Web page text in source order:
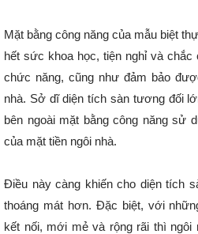
Mặt bằng công năng của mẫu biệt
hết sức khoa học, tiện nghỉ và chắc
chức năng, cũng như đảm bảo
nhà. Sở dĩ diện tích sàn tương đối
bên ngoài mặt bằng công năng sử
của mặt tiền ngôi nhà.
Điều này càng khiến cho diện tích
thoáng mát hơn. Đặc biệt, với
kết nối, mới mẻ và rộng rãi thì ngôi